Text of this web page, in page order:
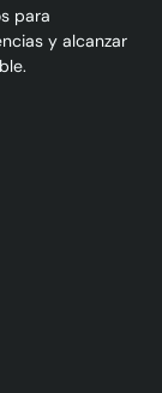
para
y alcanzar